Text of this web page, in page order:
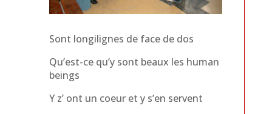
Sont longilignes de face de dos
Qu’est-ce qu’y sont beaux les human
beings
Y z’ ont un coeur et y s’en servent